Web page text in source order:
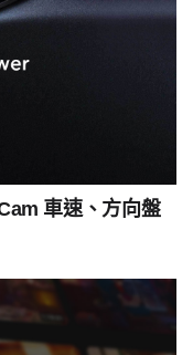
車速、方向盤